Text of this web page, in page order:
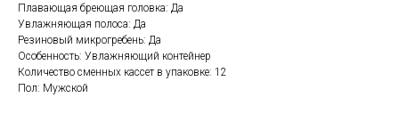
Плавающая бреющая головка: Да
Увлажняющая полоса: Да
Резиновый микрогребень: Да
Особенность: Увлажняющий контейнер
Количество сменных кассет в упаковке: 12
Пол: Мужской